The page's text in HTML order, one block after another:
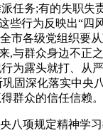
任务;有的失职
些行为反映出“
市各级党组织要
,与群众身边不正
为露头就打、从
固深化落实中
群众的信任信赖。
八项规定精神学